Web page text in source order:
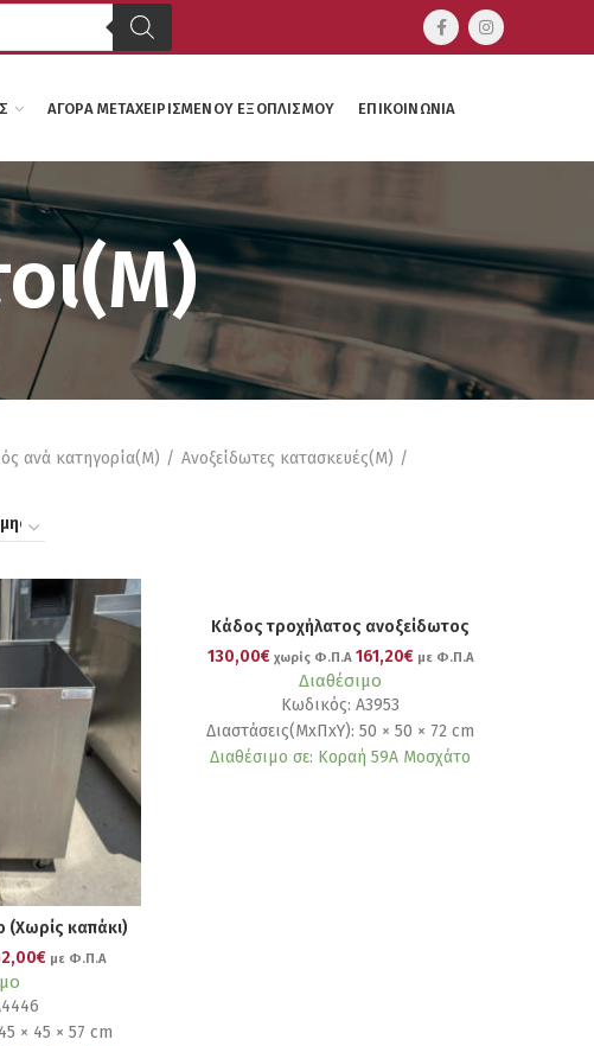
ΑΓΟΡΆ ΜΕΤΑΧΕΙΡΙΣΜΈΝΟΥ ΕΞΟΠΛΙΣΜΟΎ ΕΠΙΚΟΙΝΩΝΊΑ
ανά κατηγορία(M)
Ανοξείδωτες κατασκευές(M)
(Χωρίς καπάκι)
με Φ.Π.Α
× 45 × 57 cm
Κάδος τροχήλατος ανοξείδωτος
130,00€ χωρίς Φ.Π.Α 161,20€ με Φ.Π.Α
Διαθέσιμο
Κωδικός: Α3953
Διαστάσεις(ΜxΠxΥ): 50 × 50 × 72 cm
Διαθέσιμο σε: Κοραή 59Α Μοσχάτο